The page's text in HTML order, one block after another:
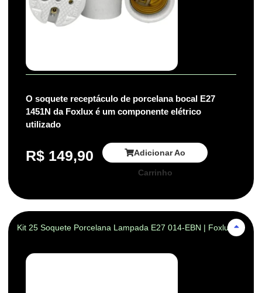
O soquete receptáculo de porcelana bocal E27
1451N da Foxlux é um componente elétrico
utilizado
R$ 149,90 Adicionar Ao
Carrinho
Kit 25 Soquete Porcelana Lampada E27 014-EBN | Foxlux